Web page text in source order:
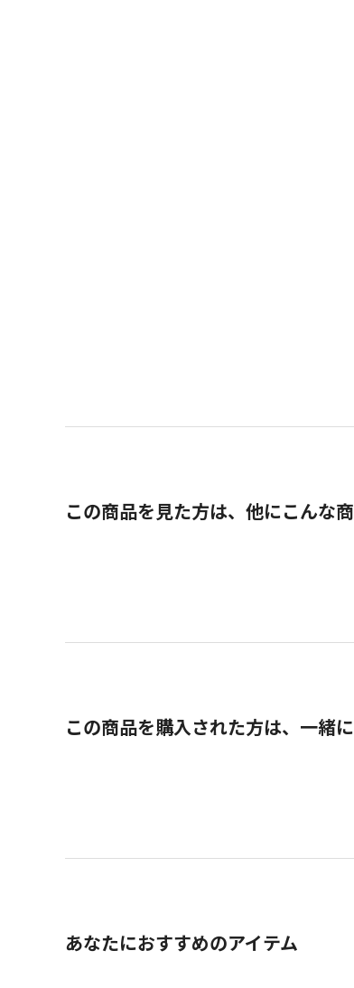
この商品を見た方は、他にこんな
この商品を購入された方は、一緒
あなたにおすすめのアイテム